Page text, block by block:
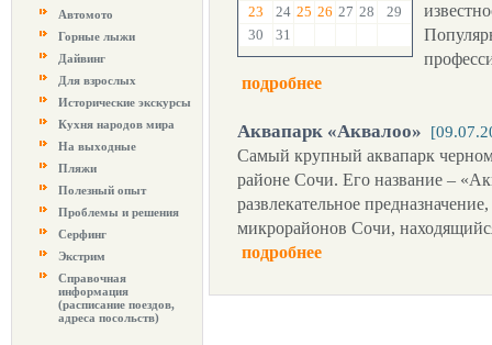
Автомото
Горные лыжи
Дайвинг
Для взрослых
Исторические экскурсы
Кухня народов мира
На выходные
Пляжи
Полезный опыт
Проблемы и решения
Серфинг
Экстрим
Справочная
информация
(расписание поездов,
адреса посольств)
23
24 25 26 27 28
29
30
31
подробнее
Аквапарк «Аквалоо»
Самый крупный аквапарк
районе Сочи. Его название –
развлекательное
микрорайонов Сочи,
подробнее